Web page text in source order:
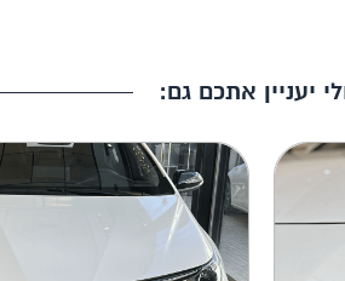
יעניין אתכם גם: